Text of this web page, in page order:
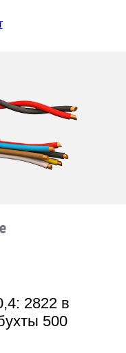
2822 в
500